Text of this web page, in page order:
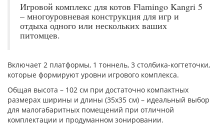
Игровой комплекс для котов Flamingo Kangri 5
– многоуровневая конструкция для игр и
отдыха одного или нескольких ваших
питомцев.
Включает 2 платформы, 1 тоннель, 3 столбика-когтеточки,
которые формируют уровни игрового комплекса.
Общая высота – 102 см при достаточно компактных
размерах ширины и длины (35х35 см) – идеальный выбор
для малогабаритных помещений при отличной
комплектации и продуманном зонировании.